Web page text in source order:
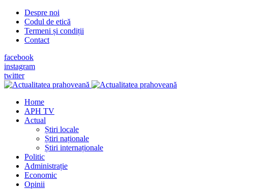
Despre noi
Codul de etică
Termeni și condiții
Contact
facebook
instagram
twitter
Home
APH TV
Actual
Știri locale
Știri naționale
Știri internaționale
Politic
Administrație
Economic
Opinii